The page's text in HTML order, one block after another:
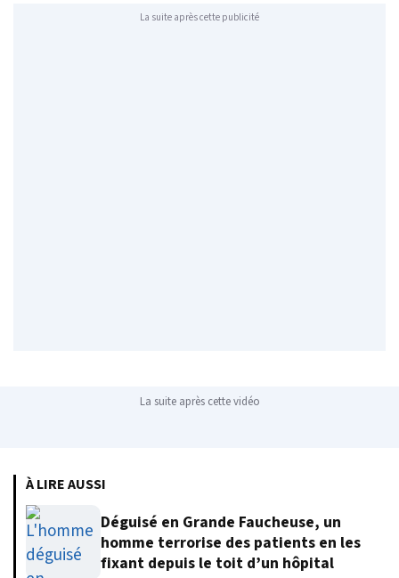
La suite après cette publicité
La suite après cette vidéo
À LIRE AUSSI
Déguisé en Grande Faucheuse, un
homme terrorise des patients en les
fixant depuis le toit d’un hôpital